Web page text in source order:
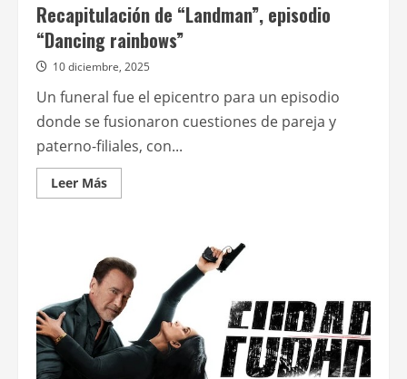
Recapitulación de “Landman”, episodio
“Dancing rainbows”
10 diciembre, 2025
Un funeral fue el epicentro para un episodio
donde se fusionaron cuestiones de pareja y
paterno-filiales, con...
Leer MásLeer
más
“Landman”,
episodio
“Dancing
rainbows”